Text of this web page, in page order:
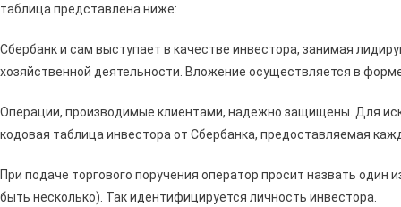
таблица представлена ниже:
Сбербанк и сам выступает в качестве инвестора, занимая
хозяйственной деятельности. Вложение осуществляется в
Операции, производимые клиентами, надежно защищены. Для
кодовая таблица инвестора от Сбербанка, предоставляемая
При подаче торгового поручения оператор просит назвать один
быть несколько). Так идентифицируется личность инвестора.